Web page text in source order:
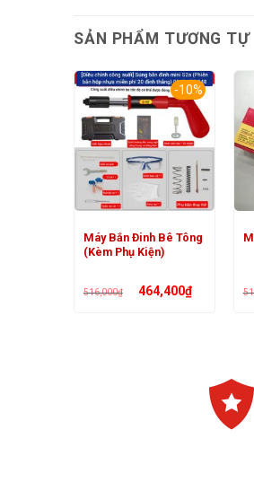
SẢN PHẨM TƯƠNG TỰ
-10%
Máy Bắn Đinh Bê Tông
(Kèm Phụ Kiện)
516,000₫
Giá
gốc
464,400₫Giá
hiện